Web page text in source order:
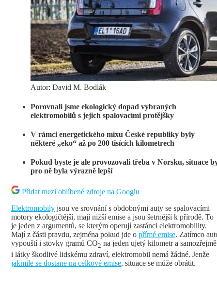
Autor: David M. Bodlák
Porovnali jsme ekologický dopad vybraných
elektromobilů s jejich spalovacími protějšky
V rámci energetického mixu České republiky byly
některé „eko“ až po 200 tisících kilometrech
Pokud byste je ale provozovali třeba v Norsku, situace
pro ně byla výrazně lepší
Přidat mezi oblíbené zdroje na Googlu
Elektromobily jsou ve srovnání s obdobnými auty se spalovacími
motory ekologičtější, mají nižší emise a jsou šetrnější k přírodě. To
je jeden z argumentů, se kterým operují zastánci elektromobility.
Mají z části pravdu, zejména pokud jde o přímé emise. Zatímco
vypouští i stovky gramů CO2 na jeden ujetý kilometr a samozřejmě
i látky škodlivé lidskému zdraví, elektromobil nemá žádné. Jenže
jakmile se dostane na celkové emise, situace se může obrátit.